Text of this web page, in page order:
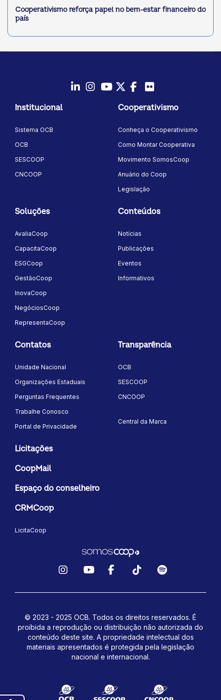
Cooperativismo reforça papel no bem-estar financeiro do
país
Instagram
YoutubeTwitter/X
Facebook
Institucional
Sistema OCB
OCB
SESCOOP
CNCOOP
Cooperativismo
Conheça o Cooperativismo
Como Montar Cooperativa
Movimento SomosCoop
Anuário do Coop
Legislação
Soluções
AvaliaCoop
CapacitaCoop
ESGCoop
GestãoCoop
InovaCoop
NegóciosCoop
RepresentaCoop
Conteúdos
Notícias
Publicações
Eventos
Informativos
Contatos
Unidade Nacional
Organizações Estaduais
Perguntas Frequentes
Trabalhe Conosco
Portal de Privacidade
Transparência
OCB
SESCOOP
CNCOOP
Central da Marca
Licitações
CoopMail
Espaço do conselheiro
CRMCoop
LicitaCoop
© 2023 - 2025 OCB. Todos os direitos reservados. É
proibida a reprodução ou distribuição não autorizada do
conteúdo deste site. A propriedade intelectual dos
materiais apresentados é protegida pela legislação
nacional e internacional.